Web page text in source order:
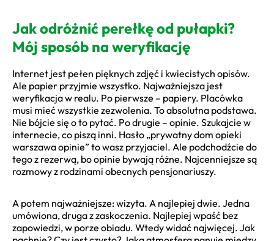
Jak odróżnić perełkę od pułapki?
Mój sposób na weryfikację
Internet jest pełen pięknych zdjęć i kwiecistych opisów.
Ale papier przyjmie wszystko. Najważniejsza jest
weryfikacja w realu. Po pierwsze – papiery. Placówka
musi mieć wszystkie zezwolenia. To absolutna podstawa.
Nie bójcie się o to pytać. Po drugie – opinie. Szukajcie w
internecie, co piszą inni. Hasło „prywatny dom opieki
warszawa opinie” to wasz przyjaciel. Ale podchodźcie do
tego z rezerwą, bo opinie bywają różne. Najcenniejsze są
rozmowy z rodzinami obecnych pensjonariuszy.
A potem najważniejsze: wizyta. A najlepiej dwie. Jedna
umówiona, druga z zaskoczenia. Najlepiej wpaść bez
zapowiedzi, w porze obiadu. Wtedy widać najwięcej. Jak